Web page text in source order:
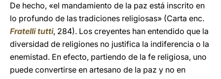
De hecho, «el mandamiento de la paz está inscrito en
lo profundo de las tradiciones religiosas» (Carta enc.
Fratelli tutti, 284). Los creyentes han entendido que la
diversidad de religiones no justifica la indiferencia o la
enemistad. En efecto, partiendo de la fe religiosa, uno
puede convertirse en artesano de la paz y no en